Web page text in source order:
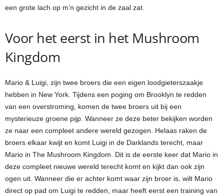
een grote lach op m’n gezicht in de zaal zat.
Voor het eerst in het Mushroom
Kingdom
Mario & Luigi, zijn twee broers die een eigen loodgieterszaakje
hebben in New York. Tijdens een poging om Brooklyn te redden
van een overstroming, komen de twee broers uit bij een
mysterieuze groene pijp. Wanneer ze deze beter bekijken worden
ze naar een compleet andere wereld gezogen. Helaas raken de
broers elkaar kwijt en komt Luigi in de Darklands terecht, maar
Mario in The Mushroom Kingdom. Dit is de eerste keer dat Mario in
deze compleet nieuwe wereld terecht komt en kijkt dan ook zijn
ogen uit. Wanneer die er achter komt waar zijn broer is, wilt Mario
direct op pad om Luigi te redden, maar heeft eerst een training van